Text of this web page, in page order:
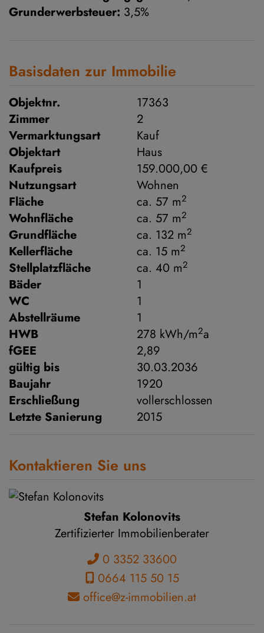
Grunderwerbsteuer: 3,5%
Basisdaten zur Immobilie
Objektnr.
17363
Zimmer
2
Vermarktungsart
Kauf
Objektart
Haus
Kaufpreis
159.000,00 €
Nutzungsart
Wohnen
Fläche
ca. 57 m2
Wohnfläche ca. 57 m2
Grundfläche ca. 132 m2
Kellerfläche ca. 15 m2
Stellplatzfläche ca. 40 m2
Bäder
1
WC
1
Abstellräume
1
HWB
278 kWh/m2a
fGEE
2,89
gültig bis
30.03.2036
Baujahr
1920
Erschließung
vollerschlossen
Letzte Sanierung
2015
Kontaktieren Sie uns
Stefan Kolonovits
Zertifizierter Immobilienberater
0 3352 33600
0664 115 50 15
office@z-immobilien.at